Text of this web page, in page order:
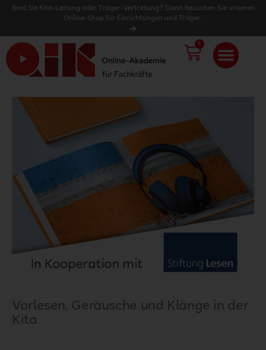
Sind Sie Kita-Leitung oder Träger-Vertretung? Dann besuchen Sie unseren
Online-Shop für Einrichtungen und Träger.
0
Vorlesen, Geräusche und Klänge in der
Kita